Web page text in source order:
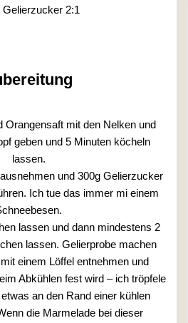
Gelierzucker 2:1
Orangensaft mit den Nelken und
geben und 5 Minuten köcheln
lassen.
und 300g Gelierzucker
Ich tue das immer mi einem
lassen und dann mindestens 2
lassen. Gelierprobe machen
einem Löffel entnehmen und
Abkühlen fest wird – ich tröpfele
an den Rand einer kühlen
die Marmelade bei dieser